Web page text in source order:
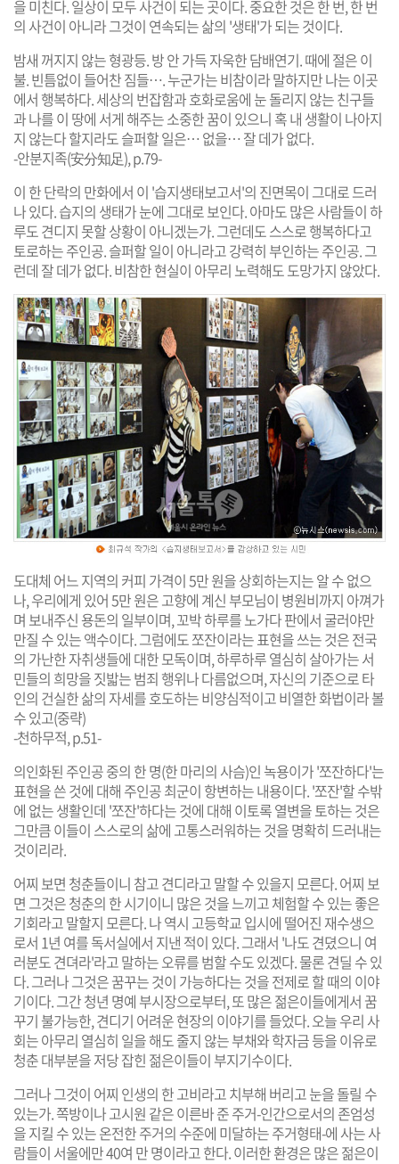
을 미친다. 일상이 모두 사건이 되는 곳이다. 중요한 것은 한 번, 한 번
의 사건이 아니라 그것이 연속되는 삶의 '생태'가 되는 것이다.
밤새 꺼지지 않는 형광등. 방 안 가득 자욱한 담배연기. 때에 절은 이
불. 빈틈없이 들어찬 짐들…. 누군가는 비참이라 말하지만 나는 이곳
에서 행복하다. 세상의 번잡함과 호화로움에 눈 돌리지 않는 친구들
과 나를 이 땅에 서게 해주는 소중한 꿈이 있으니 혹 내 생활이 나아지
지 않는다 할지라도 슬퍼할 일은… 없을… 잘 데가 없다.
-안분지족(安分知足), p.79-
이 한 단락의 만화에서 이 '습지생태보고서'의 진면목이 그대로 드러
나 있다. 습지의 생태가 눈에 그대로 보인다. 아마도 많은 사람들이 하
루도 견디지 못할 상황이 아니겠는가. 그런데도 스스로 행복하다고
토로하는 주인공. 슬퍼할 일이 아니라고 강력히 부인하는 주인공. 그
런데 잘 데가 없다. 비참한 현실이 아무리 노력해도 도망가지 않았다.
도대체 어느 지역의 커피 가격이 5만 원을 상회하는지는 알 수 없으
나, 우리에게 있어 5만 원은 고향에 계신 부모님이 병원비까지 아껴가
며 보내주신 용돈의 일부이며, 꼬박 하루를 노가다 판에서 굴러야만
만질 수 있는 액수이다. 그럼에도 쪼잔이라는 표현을 쓰는 것은 전국
의 가난한 자취생들에 대한 모독이며, 하루하루 열심히 살아가는 서
민들의 희망을 짓밟는 범죄 행위나 다름없으며, 자신의 기준으로 타
인의 건실한 삶의 자세를 호도하는 비양심적이고 비열한 화법이라 볼
수 있고(중략)
-천하무적, p.51-
의인화된 주인공 중의 한 명(한 마리의 사슴)인 녹용이가 '쪼잔하다'는
표현을 쓴 것에 대해 주인공 최군이 항변하는 내용이다. '쪼잔'할 수밖
에 없는 생활인데 '쪼잔'하다는 것에 대해 이토록 열변을 토하는 것은
그만큼 이들이 스스로의 삶에 고통스러워하는 것을 명확히 드러내는
것이리라.
어찌 보면 청춘들이니 참고 견디라고 말할 수 있을지 모른다. 어찌 보
면 그것은 청춘의 한 시기이니 많은 것을 느끼고 체험할 수 있는 좋은
기회라고 말할지 모른다. 나 역시 고등학교 입시에 떨어진 재수생으
로서 1년 여를 독서실에서 지낸 적이 있다. 그래서 '나도 견뎠으니 여
러분도 견뎌라'라고 말하는 오류를 범할 수도 있겠다. 물론 견딜 수 있
다. 그러나 그것은 꿈꾸는 것이 가능하다는 것을 전제로 할 때의 이야
기이다. 그간 청년 명예 부시장으로부터, 또 많은 젊은이들에게서 꿈
꾸기 불가능한, 견디기 어려운 현장의 이야기를 들었다. 오늘 우리 사
회는 아무리 열심히 일을 해도 줄지 않는 부채와 학자금 등을 이유로
청춘 대부분을 저당 잡힌 젊은이들이 부지기수이다.
그러나 그것이 어찌 인생의 한 고비라고 치부해 버리고 눈을 돌릴 수
있는가. 쪽방이나 고시원 같은 이른바 준 주거-인간으로서의 존엄성
을 지킬 수 있는 온전한 주거의 수준에 미달하는 주거형태-에 사는 사
람들이 서울에만 40여 만 명이라고 한다. 이러한 환경은 많은 젊은이